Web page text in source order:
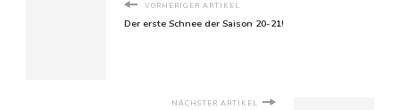
VORHERIGER ARTIKEL
Der erste Schnee der Saison 20-21!
NÄCHSTER ARTIKEL